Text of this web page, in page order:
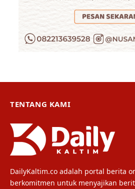
TENTANG KAMI
DailyKaltim.co adalah portal berita
berkomitmen untuk menyajikan